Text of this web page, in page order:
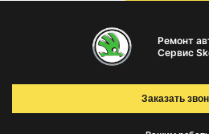
Ремонт
Сервис
Заказать